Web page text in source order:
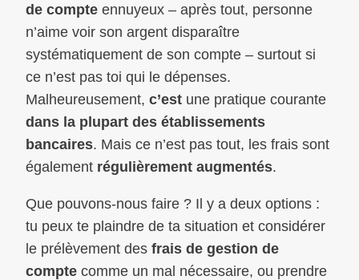
de compte ennuyeux – après tout, personne
n’aime voir son argent disparaître
systématiquement de son compte – surtout si
ce n’est pas toi qui le dépenses.
Malheureusement, c’est une pratique courante
dans la plupart des établissements
bancaires. Mais ce n’est pas tout, les frais sont
également régulièrement augmentés.
Que pouvons-nous faire ? Il y a deux options :
tu peux te plaindre de ta situation et considérer
le prélèvement des frais de gestion de
compte comme un mal nécessaire, ou prendre